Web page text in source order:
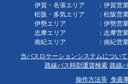
伊賀・名張エリア ：伊賀営
松阪・多気エリア ：松阪営
伊勢エリア ：伊勢営業
志摩エリア ：志摩営業
南紀エリア ：南紀営業
当バスロケーションシステムについ
路線バス時刻運賃検索 路線
操作方法等 免責